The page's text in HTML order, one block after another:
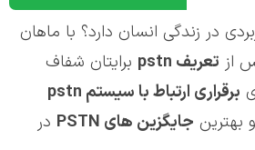
در زندگی انسان دارد؟ با ماهان
از تعریف pstn برایتان شفاف
برقراری ارتباط با سیستم pstn
بهترین جایگزین های PSTN در